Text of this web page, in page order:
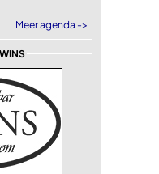
Meer agenda ->